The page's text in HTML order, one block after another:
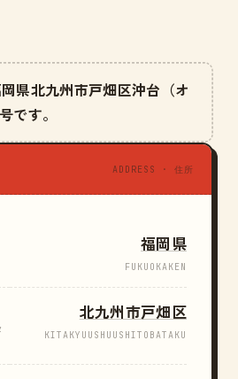
県北九州市戸畑区沖台（オ
です。
ADDRESS · 住所
福岡県
FUKUOKAKEN
北九州市戸畑区
KITAKYUUSHUUSHITOBATAKU